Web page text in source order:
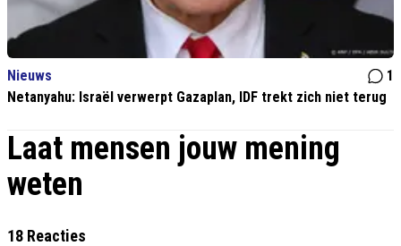
Nieuws
1
Netanyahu: Israël verwerpt Gazaplan, IDF trekt zich niet terug
Laat mensen jouw mening
weten
18 Reacties